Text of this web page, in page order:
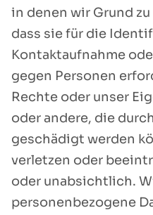
in denen wir Grund
dass sie für die
Kontaktaufnahme
gegen Personen
Rechte oder unser
oder andere, die
geschädigt werden
verletzen oder
oder unabsichtlich.
personenbezogene